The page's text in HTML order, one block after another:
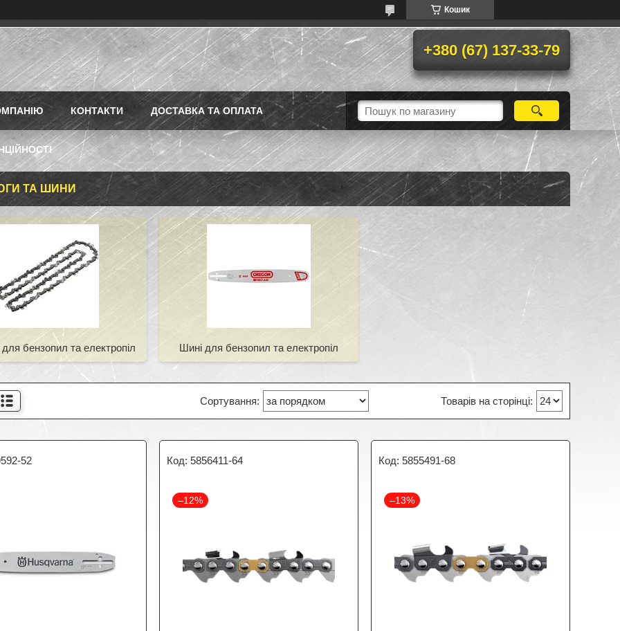
Кошик
+380 (67) 137-33-79
КОНТАКТИ ДОСТАВКА ТА ОПЛАТА
ТА ШИНИ
бензопил та електропіл Шині для бензопил та електропіл
52 5856411-64
–12%
5855491-68
–13%